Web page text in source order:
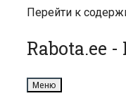
Перейти к
Rabota.ee
Меню